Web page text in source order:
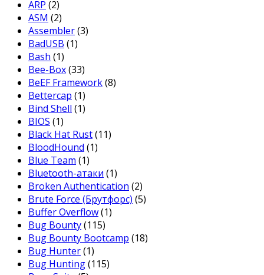
ARP (2)
ASM (2)
Assembler(3)
BadUSB (1)
Bash (1)
Bee-Box(33)
BeEF Framework(8)
Bettercap (1)
Bind Shell (1)
BIOS (1)
Black Hat Rust(11)
BloodHound (1)
Blue Team (1)
Bluetooth-атаки (1)
Broken Authentication (2)
Brute Force (Брутфорс) (5)
Buffer Overflow(1)
Bug Bounty(115)
Bug Bounty Bootcamp (18)
Bug Hunter(1)
Bug Hunting(115)